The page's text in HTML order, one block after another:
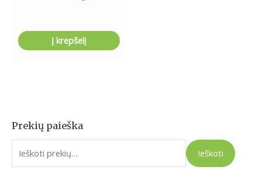
Prekių paieška
I
e
Ieškoti
Į krepšelį